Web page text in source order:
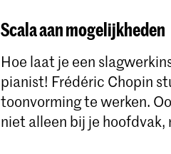
Scala aan mogelijkheden
Hoe laat je een
pianist! Frédéric Chopin
toonvorming te werken.
niet alleen bij je